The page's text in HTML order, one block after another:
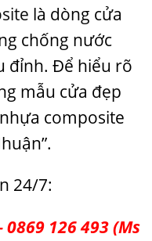
là dòng cửa
chống nước
đỉnh. Để hiểu rõ
mẫu cửa đẹp
composite
24/7:
0869 126 493 (Ms